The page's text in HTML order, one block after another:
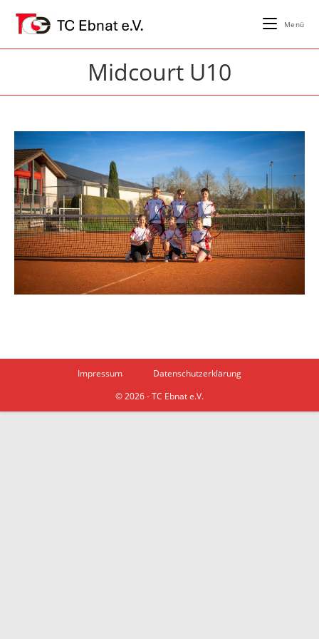
Inhalt
Menü
Midcourt U10
Impressum
Datenschutzerklärung
© 2026 - TC Ebnat e.V.